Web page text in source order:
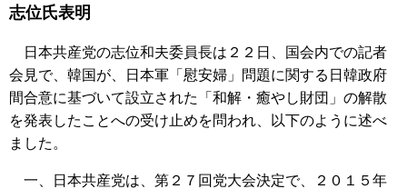
志位氏表明
日本共産党の志位和夫委員長は２２日、国会内での記者
会見で、韓国が、日本軍「慰安婦」問題に関する日韓政府
間合意に基づいて設立された「和解・癒やし財団」の解散
を発表したことへの受け止めを問われ、以下のように述べ
ました。
一、日本共産党は、第２７回党大会決定で、２０１５年